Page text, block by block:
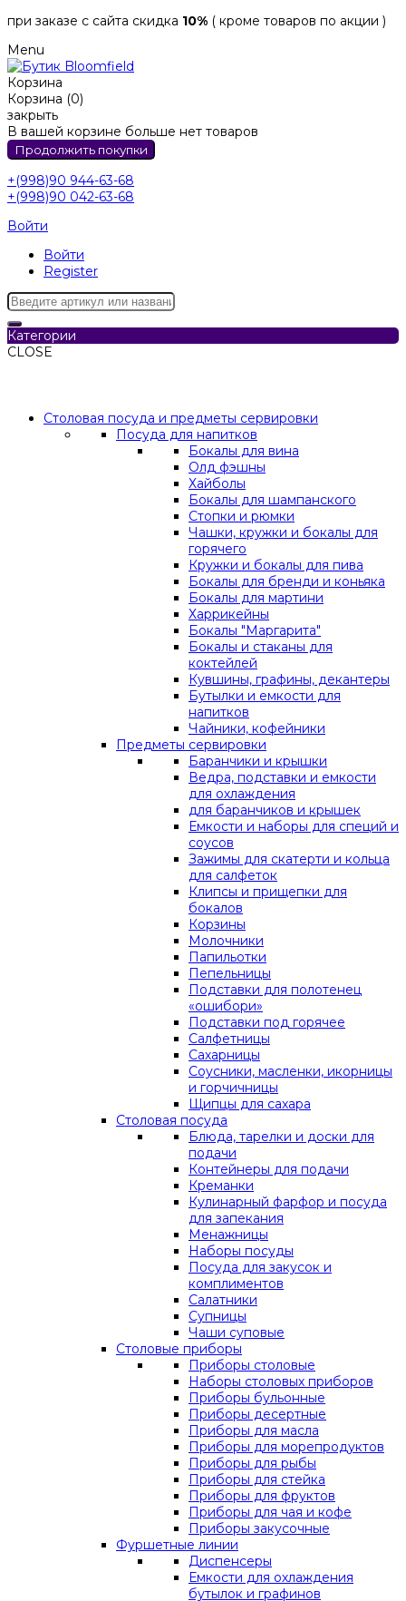
при заказе с сайта скидка 10% ( кроме товаров по акции )
Menu
Корзина
Корзина (0)
закрыть
В вашей корзине больше нет товаров
Продолжить покупки
+(998)90 944-63-68
+(998)90 042-63-68
Войти
Войти
Register
Категории
CLOSE
Столовая посуда и предметы сервировки
Посуда для напитков
Бокалы для вина
Олд фэшны
Хайболы
Бокалы для шампанского
Стопки и рюмки
Чашки, кружки и бокалы для
горячего
Кружки и бокалы для пива
Бокалы для бренди и коньяка
Бокалы для мартини
Харрикейны
Бокалы "Маргарита"
Бокалы и стаканы для
коктейлей
Кувшины, графины, декантеры
Бутылки и емкости для
напитков
Чайники, кофейники
Предметы сервировки
Баранчики и крышки
Ведра, подставки и емкости
для охлаждения
для баранчиков и крышек
Емкости и наборы для специй и
соусов
Зажимы для скатерти и кольца
для салфеток
Клипсы и прищепки для
бокалов
Корзины
Молочники
Папильотки
Пепельницы
Подставки для полотенец
«ошибори»
Подставки под горячее
Салфетницы
Сахарницы
Соусники, масленки, икорницы
и горчичницы
Щипцы для сахара
Столовая посуда
Блюда, тарелки и доски для
подачи
Контейнеры для подачи
Креманки
Кулинарный фарфор и посуда
для запекания
Менажницы
Наборы посуды
Посуда для закусок и
комплиментов
Салатники
Супницы
Чаши суповые
Столовые приборы
Приборы столовые
Наборы столовых приборов
Приборы бульонные
Приборы десертные
Приборы для масла
Приборы для морепродуктов
Приборы для рыбы
Приборы для стейка
Приборы для фруктов
Приборы для чая и кофе
Приборы закусочные
Фуршетные линии
Диспенсеры
Емкости для охлаждения
бутылок и графинов